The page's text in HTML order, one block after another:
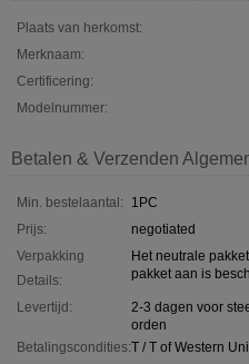
Plaats van herkomst:
Merknaam:
Certificering:
Modelnummer:
Betalen & Verzenden
Min. bestelaantal:
1PC
Prijs:
negotiated
Verpakking
Details:
Het neutrale
pakket aan is
Levertijd:
2-3 dagen voor
orden
Betalingscondities:T / T of Western